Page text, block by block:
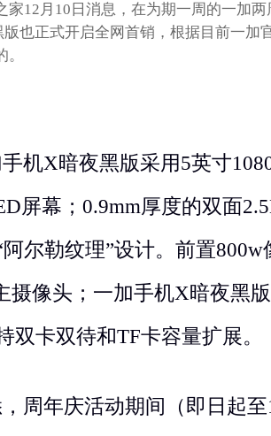
12月10日消息，在为期一周的一加两
也正式开启全网首销，根据目前一加
机X暗夜黑版采用5英寸
屏幕；0.9mm厚度的双面
阿尔勒纹理”设计。前置
摄像头；一加手机X暗夜黑
双卡双待和TF卡容量扩展。
周年庆活动期间（即日起